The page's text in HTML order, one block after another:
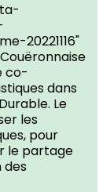
20221116"
co-
dans
Le
les
pour
le partage
des